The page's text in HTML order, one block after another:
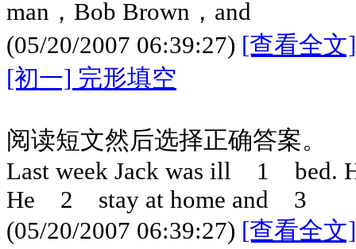
man，Bob Brown，and
(05/20/2007 06:39:27) [查看全文]
[初一] 完形填空
阅读短文然后选择正确答案。
Last week Jack was ill 1 bed.
He 2 stay at home and 3
(05/20/2007 06:39:27) [查看全文]